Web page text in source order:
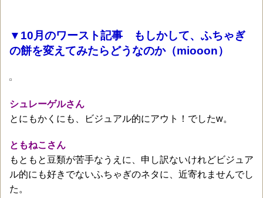
▼10月のワースト記事 もしかして、ふちゃぎ
の餅を変えてみたらどうなのか（miooon）
シュレーゲルさん
とにもかくにも、ビジュアル的にアウト！でしたw。
ともねこさん
もともと豆類が苦手なうえに、申し訳ないけれどビジュア
ル的にも好きでないふちゃぎのネタに、近寄れませんでし
た。